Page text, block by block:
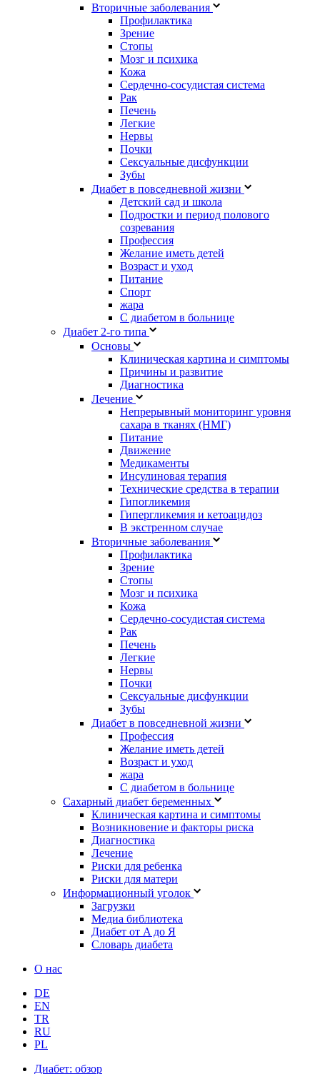
Вторичные заболевания
Профилактика
Зрение
Стопы
Мозг и психика
Кожа
Сердечно-сосудистая система
Рак
Печень
Легкие
Нервы
Почки
Сексуальные дисфункции
Зубы
Диабет в повседневной жизни
Детский сад и школа
Подростки и период полового
созревания
Профессия
Желание иметь детей
Возраст и уход
Питание
Спорт
жара
С диабетом в больнице
Диабет 2-го типа
Основы
Клиническая картина и симптомы
Причины и развитие
Диагностика
Лечение
Непрерывный мониторинг уровня
сахара в тканях (НМГ)
Питание
Движение
Медикаменты
Инсулиновая терапия
Технические средства в терапии
Гипогликемия
Гипергликемия и кетоацидоз
В экстренном случае
Вторичные заболевания
Профилактика
Зрение
Стопы
Мозг и психика
Кожа
Сердечно-сосудистая система
Рак
Печень
Легкие
Нервы
Почки
Сексуальные дисфункции
Зубы
Диабет в повседневной жизни
Профессия
Желание иметь детей
Возраст и уход
жара
С диабетом в больнице
Сахарный диабет беременных
Клиническая картина и симптомы
Возникновение и факторы риска
Диагностика
Лечение
Риски для ребенка
Риски для матери
Информационный уголок
Загрузки
Медиа библиотека
Диабет от A до Я
Словарь диабета
О нас
DE
EN
TR
RU
PL
Диабет: обзор